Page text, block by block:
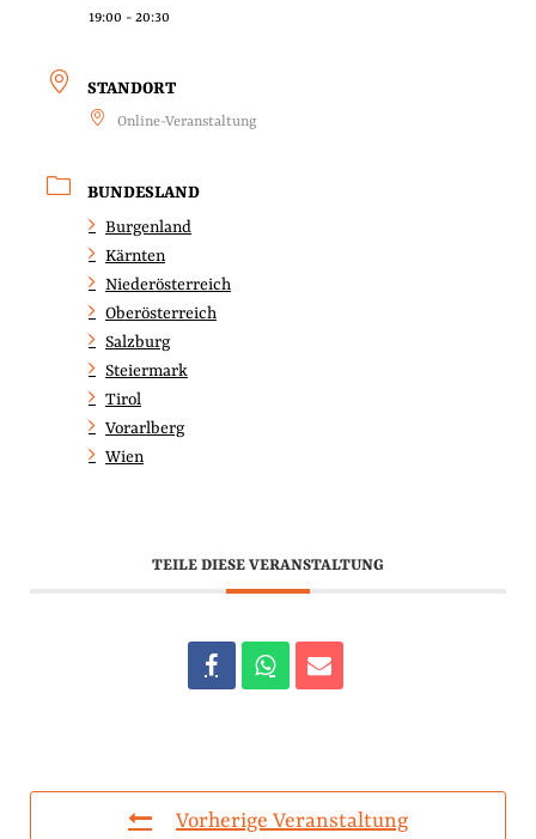
19:00 - 20:30
STANDORT
Online-Veranstaltung
BUNDESLAND
Burgenland
Kärnten
Niederösterreich
Oberösterreich
Salzburg
Steiermark
Tirol
Vorarlberg
Wien
TEILE DIESE VERANSTALTUNG
Vorherige Veranstaltung